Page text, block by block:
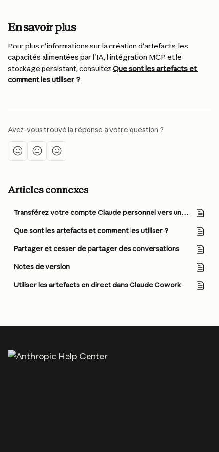
En savoir plus
Pour plus d'informations sur la création d'artefacts, les
capacités alimentées par l'IA, l'intégration MCP et le
stockage persistant, consultez Que sont les artefacts et
comment les utiliser ?
Avez-vous trouvé la réponse à votre question ?
Articles connexes
Transférez votre compte Claude personnel vers une organisation Team ou Enterprise
Que sont les artefacts et comment les utiliser ?
Partager et cesser de partager des conversations
Notes de version
Utiliser les artefacts en direct dans Claude Cowork